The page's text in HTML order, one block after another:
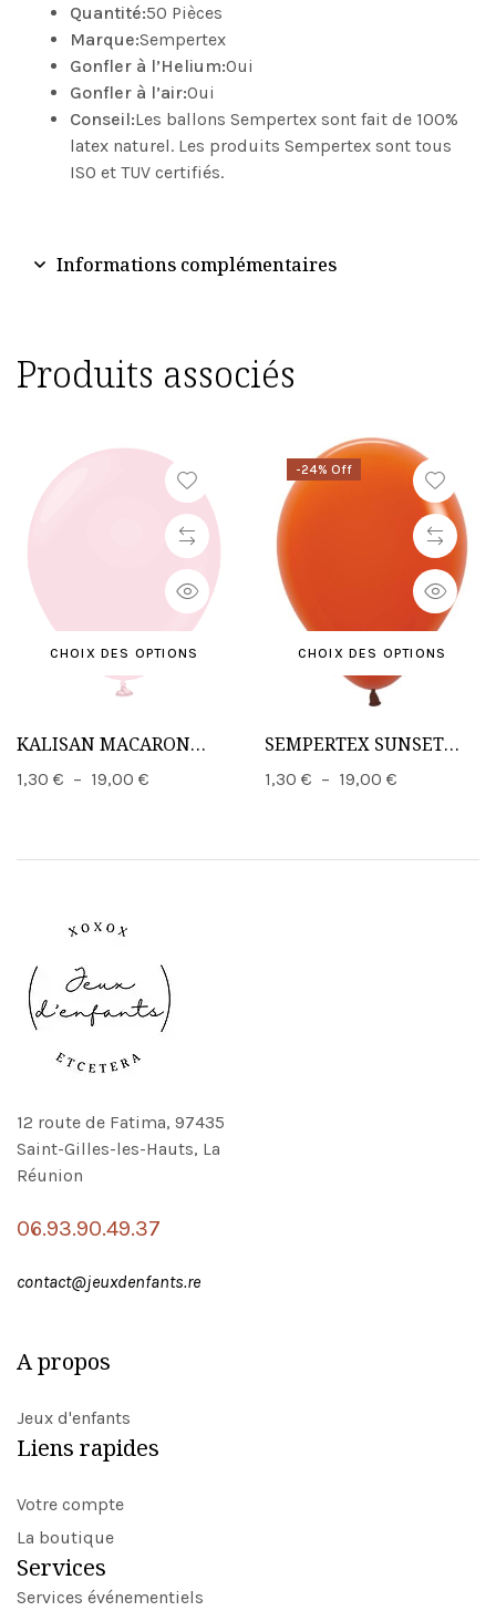
Quantité:50 Pièces
Marque:Sempertex
Gonfler à l’Helium:Oui
Gonfler à l’air:Oui
Conseil:Les ballons Sempertex sont fait de 100%
latex naturel. Les produits Sempertex sont tous
ISO et TUV certifiés.
Informations complémentaires
Produits associés
CHOIX DES OPTIONS
KALISAN MACARON
1,30 € – 19,00 €
-24% Off
CHOIX DES OPTIONS
SEMPERTEX SUNSET
1,30 € – 19,00 €
A propos
Jeux d'enfants
Liens rapides
Votre compte
La boutique
Services
Services événementiels
12 route de Fatima, 97435
Saint-Gilles-les-Hauts, La
Réunion
06.93.90.49.37
contact@jeuxdenfants.re